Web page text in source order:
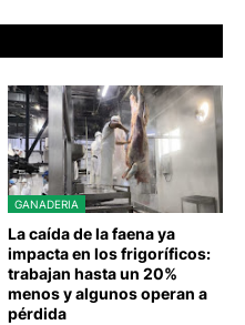
GANADERIA
La caída de la faena ya
impacta en los frigoríficos:
trabajan hasta un 20%
menos y algunos operan a
pérdida